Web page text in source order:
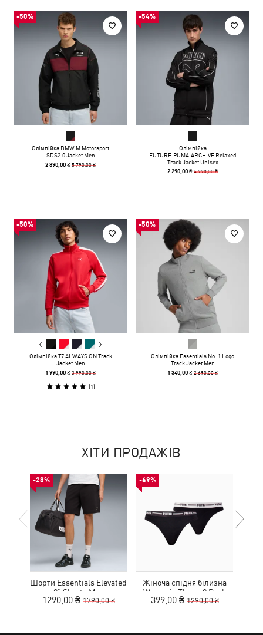
-50%
Олімпійка BMW M Motorsport
SDS2.0 Jacket Men
2 890,00 ₴5 790,00 ₴
-54%
Олімпійка
FUTURE.PUMA.ARCHIVE Relaxed
Track Jacket Unisex
2 290,00 ₴4 990,00 ₴
-50%
Олімпійка T7 ALWAYS ON Track
Jacket Men
1 990,00 ₴3 990,00 ₴
(1)
-50%
Олімпійка Essentials No. 1 Logo
Track Jacket Men
1 340,00 ₴2 690,00 ₴
ХІТИ ПРОДАЖІВ
-28%
Шорти Essentials Elevated
9" Shorts Men
1290,00 ₴ 1790,00 ₴
-69%
Жіноча спідня білизна
Women's Thong 2 Pack
399,00 ₴ 1290,00 ₴